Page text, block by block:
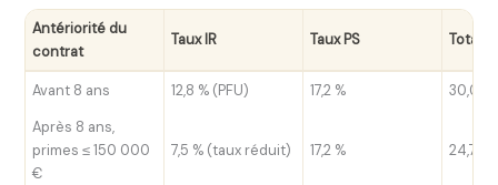
Antériorité du
contrat
Taux IR Taux PS Total
Avant 8 ans 12,8 % (PFU) 17,2 %
30,0 %
Après 8 ans,
primes ≤ 150 000
€
7,5 % (taux réduit) 17,2 % 24,7 %